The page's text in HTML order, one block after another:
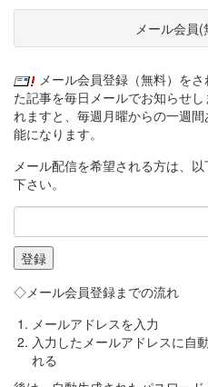
メール会員(
メール会員登録（無料）を
た記事を毎日メールでお知らせ
れますと、毎週月曜からの一週
能になります。
メール配信を希望される方は、
下さい。
◇メール会員登録までの流れ
メールアドレスを入力
入力したメールアドレスに自
れる